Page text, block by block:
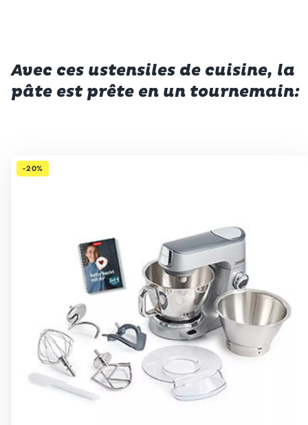
Avec ces ustensiles de cuisine, la
pâte est prête en un tournemain:
-20%